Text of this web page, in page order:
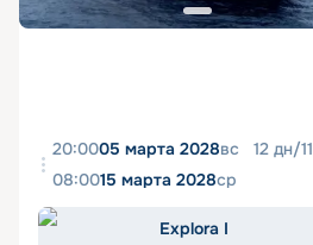
20:0005 марта 2028вс 12 дн/11
08:0015 марта 2028ср
Explora I